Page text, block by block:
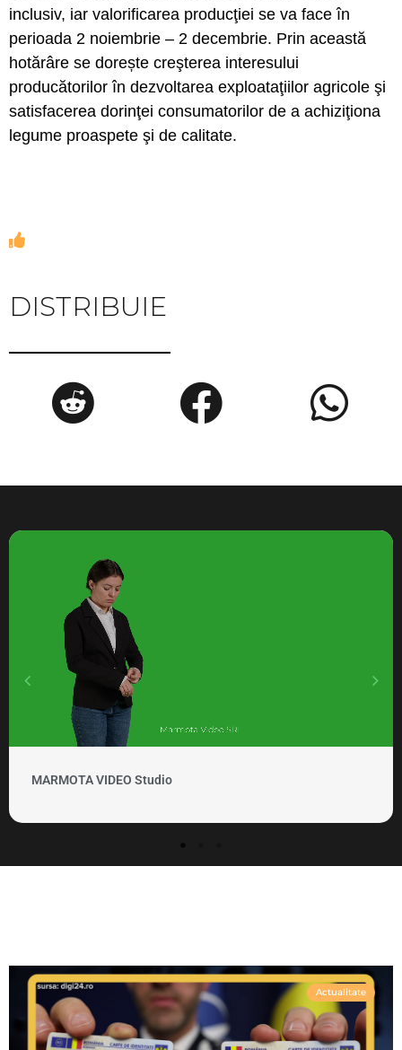
inclusiv, iar valorificarea producţiei se va face în
perioada 2 noiembrie – 2 decembrie. Prin această
hotărâre se dorește creşterea interesului
producătorilor în dezvoltarea exploataţiilor agricole şi
satisfacerea dorinţei consumatorilor de a achiziţiona
legume proaspete şi de calitate.
DISTRIBUIE
MARMOTA VIDEO Studio
Actualitate